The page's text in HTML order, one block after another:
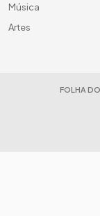
Música
Artes
FOLHA DO